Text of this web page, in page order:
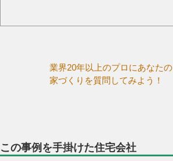
業界20年以上のプロにあなたの
家づくりを質問してみよう！
この事例を手掛けた住宅会社